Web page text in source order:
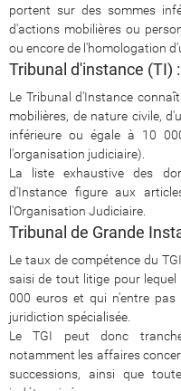
portent sur des sommes
d'actions mobilières ou
ou encore de l'homologation
Tribunal d'instance (TI) :
Le Tribunal d'Instance
mobilières, de nature civile,
inférieure ou égale à 10
l'organisation judiciaire).
La liste exhaustive des
d'Instance figure aux
l'Organisation Judiciaire.
Tribunal de Grande
Le taux de compétence du
saisi de tout litige pour
000 euros et qui n'entre pas
juridiction spécialisée.
Le TGI peut donc
notamment les affaires
successions, ainsi que